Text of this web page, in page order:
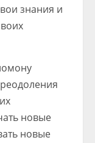
знания и
новые
новые